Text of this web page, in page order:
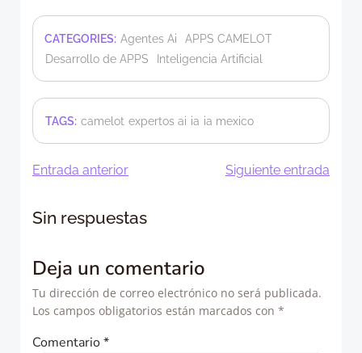
CATEGORIES: Agentes Ai
APPS CAMELOT
Desarrollo de APPS
Inteligencia Artificial
TAGS: camelot expertos ai ia ia mexico
Navegación
de
entradas
Entrada anterior
entradas
Siguiente entrada
Sin respuestas
Deja un comentario
Tu dirección de correo electrónico no será publicada.
Los campos obligatorios están marcados con *
Comentario*